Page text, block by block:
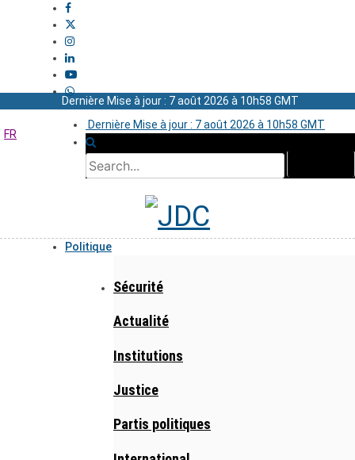
Dernière Mise à jour : 7 août 2026 à 10h58 GMT
Dernière Mise à jour : 7 août 2026 à 10h58 GMT
FR
Politique
Sécurité
Actualité
Institutions
Justice
Partis politiques